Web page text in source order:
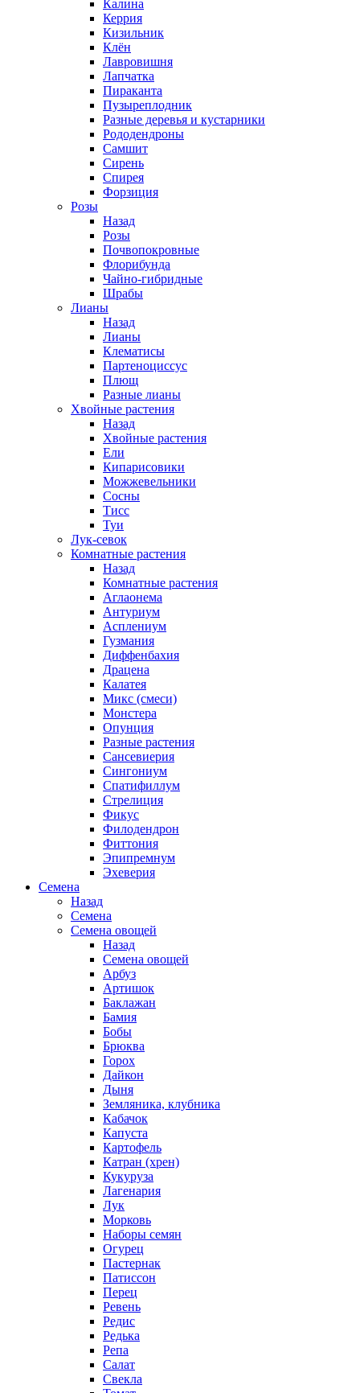
Калина
Керрия
Кизильник
Клён
Лавровишня
Лапчатка
Пираканта
Пузыреплодник
Разные деревья и кустарники
Рододендроны
Самшит
Сирень
Спирея
Форзиция
Розы
Назад
Розы
Почвопокровные
Флорибунда
Чайно-гибридные
Шрабы
Лианы
Назад
Лианы
Клематисы
Партеноциссус
Плющ
Разные лианы
Хвойные растения
Назад
Хвойные растения
Ели
Кипарисовики
Можжевельники
Сосны
Тисс
Туи
Лук-севок
Комнатные растения
Назад
Комнатные растения
Аглаонема
Антуриум
Асплениум
Гузмания
Диффенбахия
Драцена
Калатея
Микс (смеси)
Монстера
Опунция
Разные растения
Сансевиерия
Сингониум
Спатифиллум
Стрелиция
Фикус
Филодендрон
Фиттония
Эпипремнум
Эхеверия
Семена
Назад
Семена
Семена овощей
Назад
Семена овощей
Арбуз
Артишок
Баклажан
Бамия
Бобы
Брюква
Горох
Дайкон
Дыня
Земляника, клубника
Кабачок
Капуста
Картофель
Катран (хрен)
Кукуруза
Лагенария
Лук
Морковь
Наборы семян
Огурец
Пастернак
Патиссон
Перец
Ревень
Редис
Редька
Репа
Салат
Свекла